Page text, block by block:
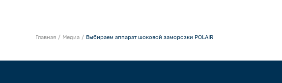
Главная Медиа Выбираем аппарат шоковой заморозки POLAIR